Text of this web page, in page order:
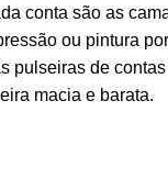
conta são as
ou pintura
pulseiras de
macia e barata.